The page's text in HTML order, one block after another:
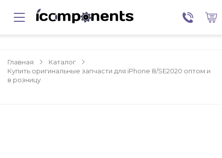
Главная
Каталог
Купить оригинальные запчасти для iPhone 8/SE2020 оптом и
в розницу